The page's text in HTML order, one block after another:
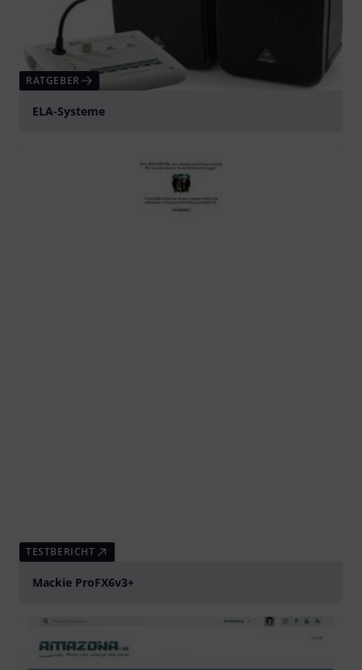
RATGEBER
ELA-Systeme
TESTBERICHT
Mackie ProFX6v3+